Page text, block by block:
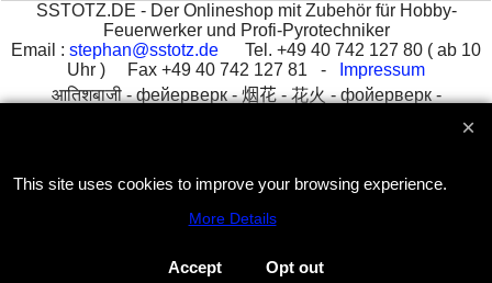
SSTOTZ.DE - Der Onlineshop mit Zubehör für Hobby-
Feuerwerker und Profi-Pyrotechniker
Email : stephan@sstotz.de Tel. +49 40 742 127 80 ( ab 10
Uhr ) Fax +49 40 742 127 81 -
Impressum
आतिशबाजी -фейерверк -烟花 -花火 -фойерверк -
ShopFactory eCommerce
software was used.
This site uses cookies to improve your browsing experience.
More Details
Accept Opt out